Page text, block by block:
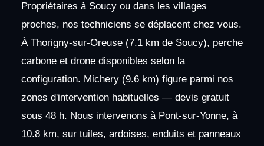
Propriétaires à Soucy ou dans les villages
proches, nos techniciens se déplacent chez vous.
À Thorigny-sur-Oreuse (7.1 km de Soucy), perche
carbone et drone disponibles selon la
configuration. Michery (9.6 km) figure parmi nos
zones d'intervention habituelles — devis gratuit
sous 48 h. Nous intervenons à Pont-sur-Yonne, à
10.8 km, sur tuiles, ardoises, enduits et panneaux